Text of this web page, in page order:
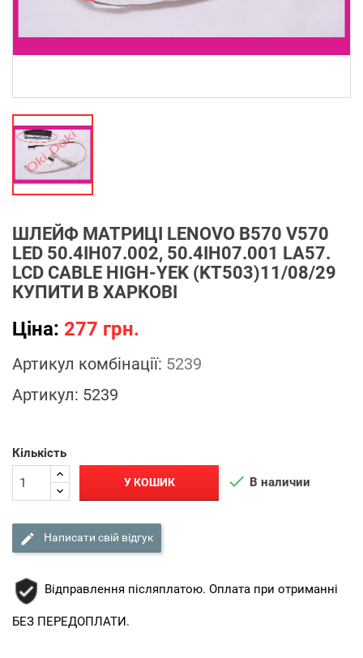
ШЛЕЙФ МАТРИЦІ LENOVO B570 V570
LED 50.4IH07.002, 50.4IH07.001 LA57.
LCD CABLE HIGH-YEK (KT503)11/08/29
КУПИТИ В ХАРКОВІ
Ціна: 277 грн.
Артикул комбінації: 5239
Артикул: 5239
Кількість
У КОШИК  В наличии
Написати свій відгук
Відправлення післяплатою. Оплата при отриманні
БЕЗ ПЕРЕДОПЛАТИ.